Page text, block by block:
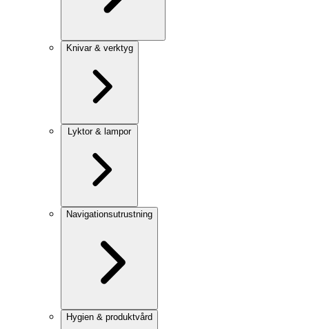
Knivar & verktyg
Lyktor & lampor
Navigationsutrustning
Hygien & produktvård